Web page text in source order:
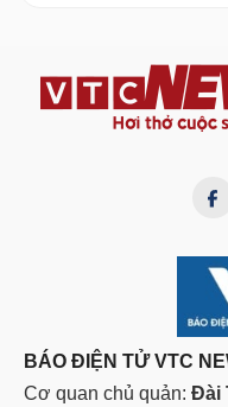
BÁO ĐIỆN TỬ VTC
Cơ quan chủ quản: Đài